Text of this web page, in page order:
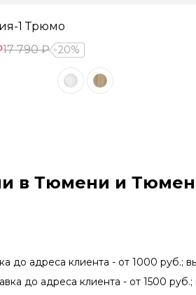
1 Трюмо
17 790 ₽ 20%
в Тюмени и
до адреса клиента - от 1000 руб.;
до адреса клиента - от 1500